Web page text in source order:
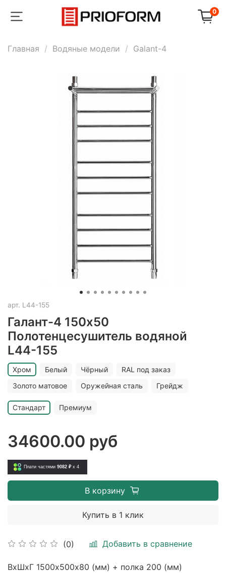
0
Главная Водяные модели Galant-4
арт. L44-155
Галант-4 150х50
Полотенцесушитель водяной
L44-155
(0) Добавить в сравнение
Хром Белый Чёрный
RAL под заказ
Золото матовое
Оружейная сталь Грейдж
Стандарт Премиум
34600.00 руб
Плати частями 9082 ₽ x 4
В корзину
Купить в 1 клик
ВхШхГ 1500х500х80 (мм) + полка 200 (мм)